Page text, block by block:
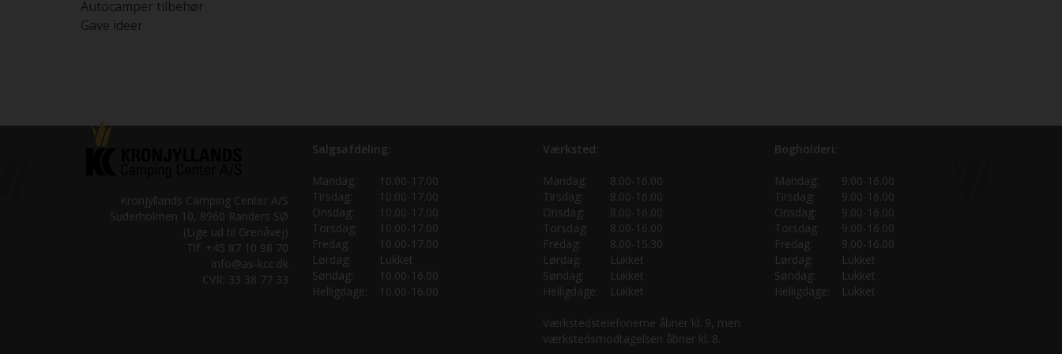
Autocamper tilbehør
Gave ideer
Kronjyllands Camping Center A/S
Suderholmen 10, 8960 Randers SØ
(Lige ud til Grenåvej)
Tlf. +45 87 10 98 70
Info@as-kcc.dk
CVR: 33 38 77 33
Salgsafdeling:
Mandag:
10.00-17.00
Tirsdag:
10.00-17.00
Onsdag:
10.00-17.00
Torsdag:
10.00-17.00
Fredag:
10.00-17.00
Lørdag:
Lukket
Søndag:
10.00-16.00
Helligdage:
10.00-16.00
Værksted:
Mandag:
8.00-16.00
Tirsdag:
8.00-16.00
Onsdag:
8.00-16.00
Torsdag:
8.00-16.00
Fredag:
8.00-15.30
Lørdag:
Lukket
Søndag:
Lukket
Helligdage:
Lukket
Værkstedstelefonerne åbner kl. 9, men
værkstedsmodtagelsen åbner kl. 8.
Bogholderi:
Mandag:
9.00-16.00
Tirsdag:
9.00-16.00
Onsdag:
9.00-16.00
Torsdag:
9.00-16.00
Fredag:
9.00-16.00
Lørdag:
Lukket
Søndag:
Lukket
Helligdage:
Lukket